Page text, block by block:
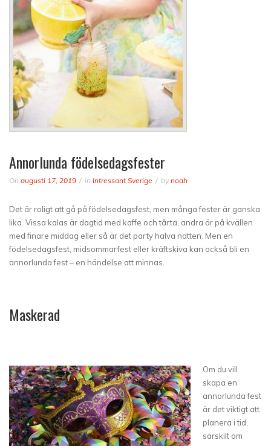
Annorlunda födelsedagsfester
On augusti 17, 2019 in Intressant Sverige by noah
Det är roligt att gå på födelsedagsfest, men många fester är ganska
lika. Vissa kalas är dagtid med kaffe och tårta, andra är på kvällen
med finare middag eller så är det party halva natten. Men en
födelsedagsfest, midsommarfest eller kräftskiva kan också bli en
annorlunda fest – en händelse att minnas.
Maskerad
Om du vill
skapa en
annorlunda fest
är det viktigt att
planera i tid,
särskilt om